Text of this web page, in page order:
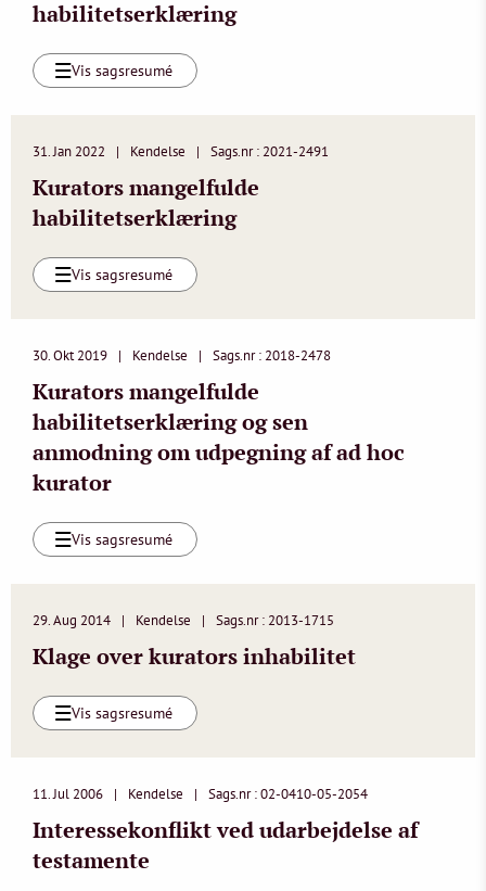
habilitetserklæring
Vis sagsresumé
31. Jan 2022 Kendelse Sags.nr : 2021-2491
Kurators mangelfulde
habilitetserklæring
Vis sagsresumé
30. Okt 2019 Kendelse Sags.nr : 2018-2478
Kurators mangelfulde
habilitetserklæring og sen
anmodning om udpegning af ad hoc
kurator
Vis sagsresumé
29. Aug 2014 Kendelse Sags.nr : 2013-1715
Klage over kurators inhabilitet
Vis sagsresumé
11. Jul 2006 Kendelse Sags.nr : 02-0410-05-2054
Interessekonflikt ved udarbejdelse af
testamente